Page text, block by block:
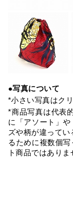
●写真について
*小さい写真はク
*商品写真は代表
に「アソート」
ズや柄が違って
るために複数個
ト商品ではありま